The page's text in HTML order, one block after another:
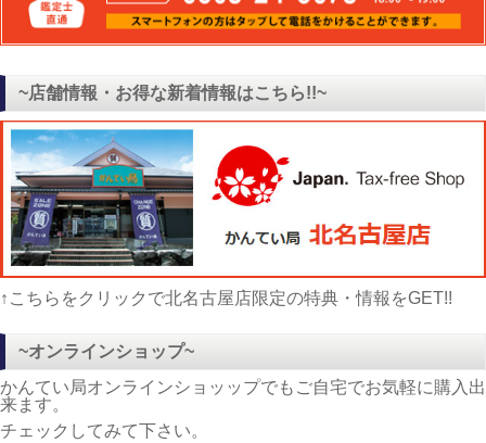
~店舗情報・お得な新着情報はこちら!!~
↑こちらをクリックで北名古屋店限定の特典・情報をGET!!
~オンラインショップ~
かんてい局オンラインショッップでもご自宅でお気軽に購入出
来ます。
チェックしてみて下さい。